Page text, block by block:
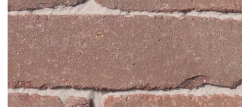
формовки
Клинкерная плитка
Ступени, крыльцо
Строительные
смеси